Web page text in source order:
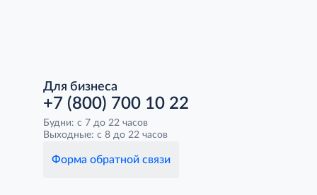
Для бизнеса
+7 (800) 700 10 22
Будни: с 7 до 22 часов
Выходные: с 8 до 22 часов
Форма обратной связи